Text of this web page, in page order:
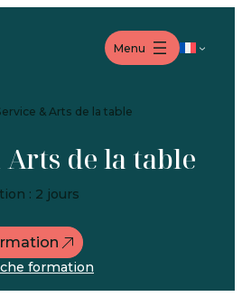
Menu
& Arts de la table
de la table
: 2 jours
formation